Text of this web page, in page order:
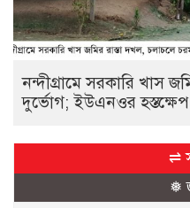
নন্দীগ্রামে সরকারি খাস
দুর্ভোগ; ইউএনওর
⇌
❅